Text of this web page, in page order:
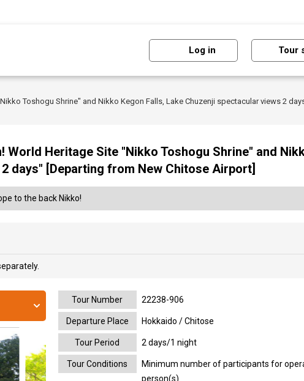
Log in Tour
Toshogu Shrine" and Nikko Kegon Falls, Lake Chuzenji spectacular views 2
World Heritage Site "Nikko Toshogu Shrine" and
days" [Departing from New Chitose Airport]
to the back Nikko!
Tour Number 22238-906
Departure Place Hokkaido / Chitose
Tour Period 2 days/1 night
Tour Conditions
Minimum number of participants for
person(s)